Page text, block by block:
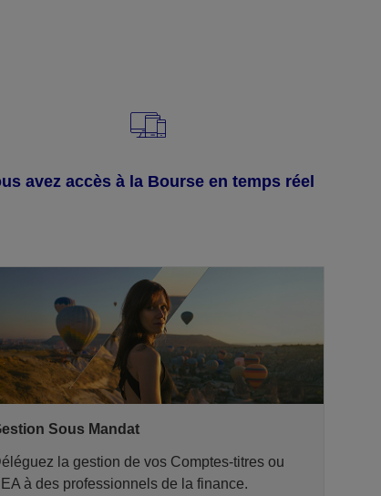
avez accès à la Bourse en temps réel
Sous Mandat
la gestion de vos Comptes-titres ou
à des professionnels de la finance.